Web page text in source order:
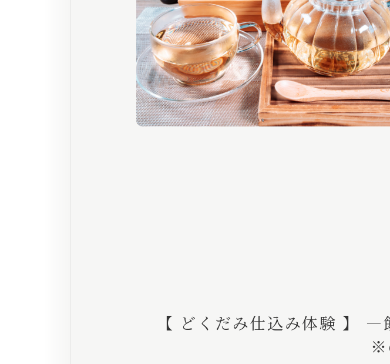
【 どくだみ仕込み体験 】